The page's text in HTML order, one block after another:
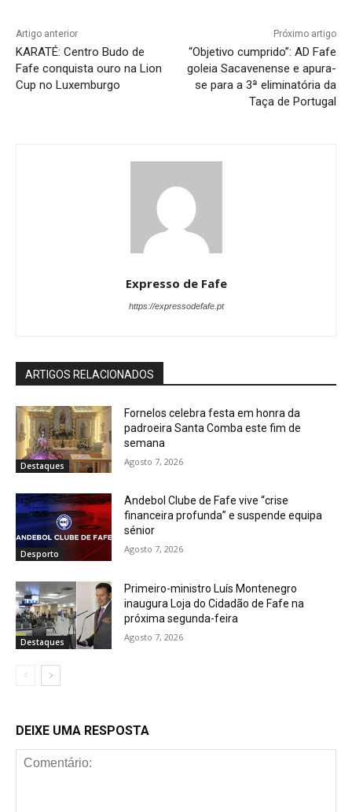
Artigo anterior
KARATÉ: Centro Budo de
Fafe conquista ouro na Lion
Cup no Luxemburgo
Próximo artigo
“Objetivo cumprido”: AD Fafe
goleia Sacavenense e apura-
se para a 3ª eliminatória da
Taça de Portugal
Expresso de Fafe
https://expressodefafe.pt
ARTIGOS RELACIONADOS
Destaques
Fornelos celebra festa em honra da
padroeira Santa Comba este fim de
semana
Agosto 7, 2026
Desporto
Andebol Clube de Fafe vive “crise
financeira profunda” e suspende equipa
sénior
Agosto 7, 2026
Destaques
Primeiro-ministro Luís Montenegro
inaugura Loja do Cidadão de Fafe na
próxima segunda-feira
Agosto 7, 2026
DEIXE UMA RESPOSTA